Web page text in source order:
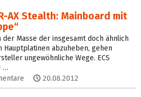
AX Stealth: Mainboard mit
der Masse der insgesamt doch ähnlich
Hauptplatinen abzuheben, gehen
ungewöhnliche Wege. ECS
…
20.08.2012